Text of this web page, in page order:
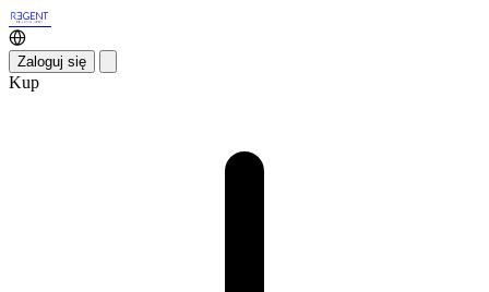
Zaloguj się
Kup